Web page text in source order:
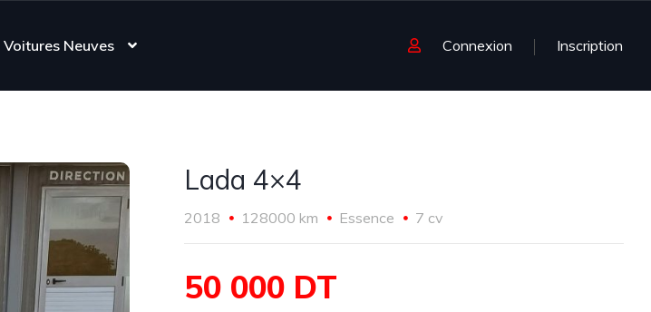
Voitures Neuves Connexion Inscription
Lada 4×4
2018 128000 km Essence 7 cv
50 000 DT